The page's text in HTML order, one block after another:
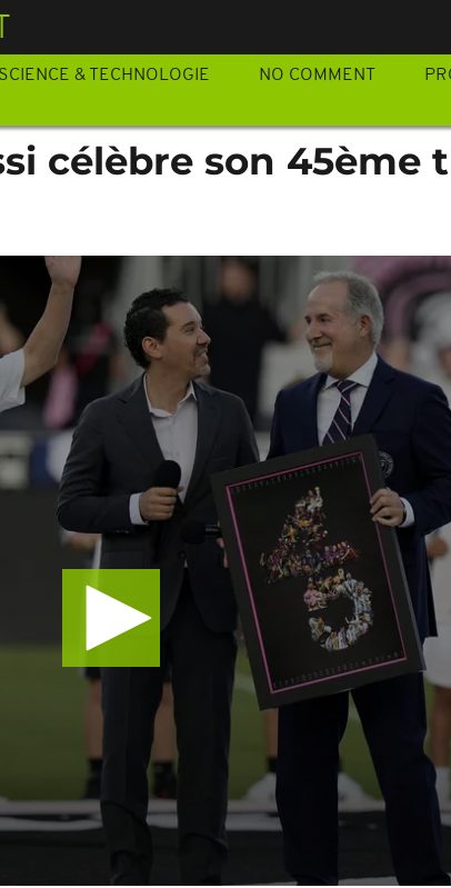
SCIENCE & TECHNOLOGIE NO COMMENT
célèbre son 45ème